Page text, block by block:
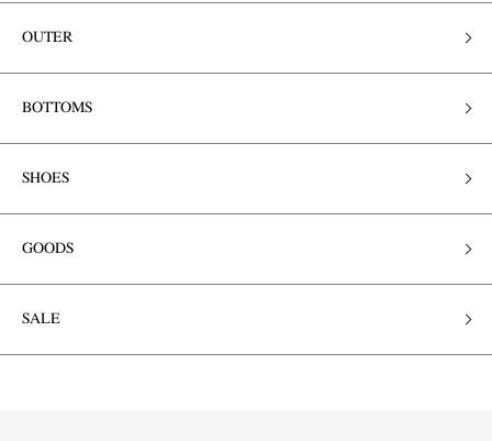
OUTER
BOTTOMS
SHOES
GOODS
SALE